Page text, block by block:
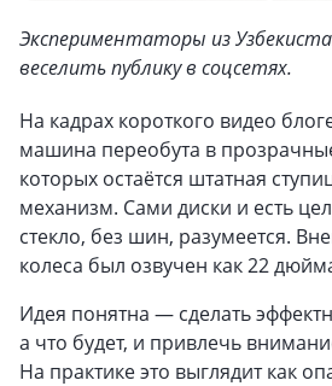
Экспериментаторы из
веселить публику в соцсетях.
На кадрах короткого видео
машина переобута в
которых остаётся штатная
механизм. Cами диски и есть
стекло, без шин, разумеется.
колеса был озвучен как 22
Идея понятна — сделать
а что будет, и привлечь
На практике это выглядит как